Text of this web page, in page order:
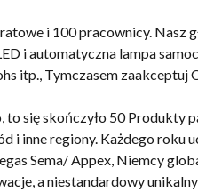
i 100 pracownicy. Nasz
i automatyczna lampa
itp., Tymczasem zaakceptuj
się skończyło 50 Produkty
i inne regiony. Każdego roku
Sema/ Appex, Niemcy
a niestandardowy